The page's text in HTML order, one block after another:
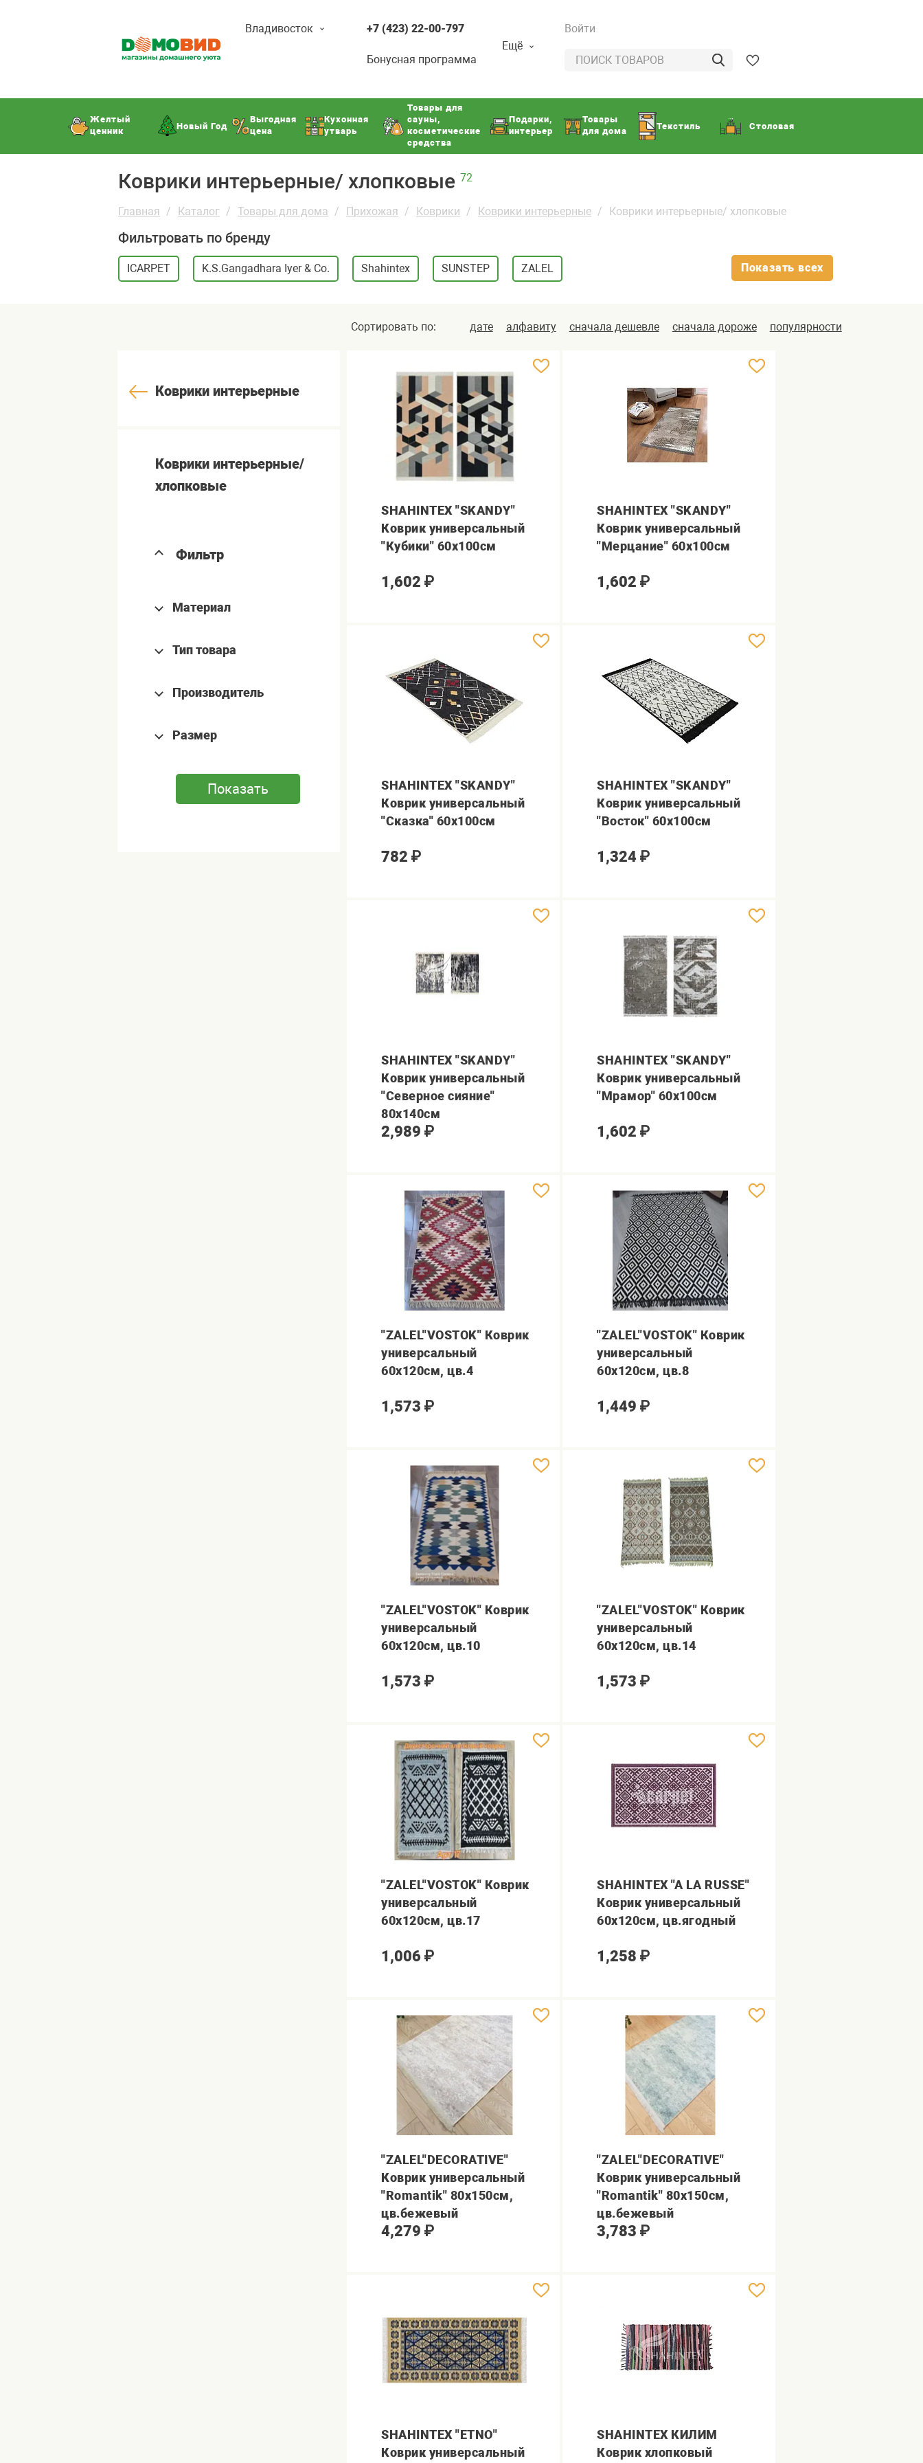
Владивосток +7 (423) 22-00-797
Бонусная программа
Ещё
Войти
Желтый
ценник
Новый Год
Выгодная
цена
Кухонная
утварь
Товары для
сауны,
косметические
средства
Подарки,
интерьер
Товары
для дома
Текстиль Столовая
Коврики интерьерные/ хлопковые72
Главная Каталог Товары для дома Прихожая Коврики Коврики интерьерные Коврики интерьерные/ хлопковые
Фильтровать по бренду
ICARPET K.S.Gangadhara Iyer & Co. Shahintex SUNSTEP ZALEL Показать всех
Сортировать по: дате алфавиту сначала дешевле сначала дороже популярности
Коврики интерьерные
Коврики интерьерные/
хлопковые
Фильтр
Материал
Тип товара
Производитель
Размер
SHAHINTEX "SKANDY"
Коврик универсальный
"Кубики" 60х100см
1,602 ₽
SHAHINTEX "SKANDY"
Коврик универсальный
"Мерцание" 60х100см
1,602 ₽
SHAHINTEX "SKANDY"
Коврик универсальный
"Сказка" 60х100см
782 ₽
SHAHINTEX "SKANDY"
Коврик универсальный
"Восток" 60х100см
1,324 ₽
SHAHINTEX "SKANDY"
Коврик универсальный
"Северное сияние"
80х140см
2,989 ₽
SHAHINTEX "SKANDY"
Коврик универсальный
"Мрамор" 60х100см
1,602 ₽
"ZALEL"VOSTOK" Коврик
универсальный
60х120см, цв.4
1,573 ₽
"ZALEL"VOSTOK" Коврик
универсальный
60х120см, цв.8
1,449 ₽
"ZALEL"VOSTOK" Коврик
универсальный
60х120см, цв.10
1,573 ₽
"ZALEL"VOSTOK" Коврик
универсальный
60х120см, цв.14
1,573 ₽
"ZALEL"VOSTOK" Коврик
универсальный
60х120см, цв.17
1,006 ₽
SHAHINTEX "A LA RUSSE"
Коврик универсальный
60х120см, цв.ягодный
1,258 ₽
"ZALEL"DECORATIVE"
Коврик универсальный
"Romantik" 80х150см,
цв.бежевый
4,279 ₽
"ZALEL"DECORATIVE"
Коврик универсальный
"Romantik" 80х150см,
цв.бежевый
3,783 ₽
SHAHINTEX "ETNO"
Коврик универсальный
SHAHINTEX КИЛИМ
Коврик хлопковый